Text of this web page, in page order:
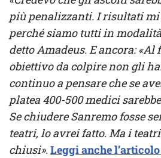
più penalizzanti. I risultati
perché siamo tutti in
detto Amadeus. E ancora: «Al
obiettivo da colpire non gli
continuo a pensare che se
platea 400-500 medici
Se chiudere Sanremo fosse
teatri, lo avrei fatto. Ma i
chiusi». Leggi anche